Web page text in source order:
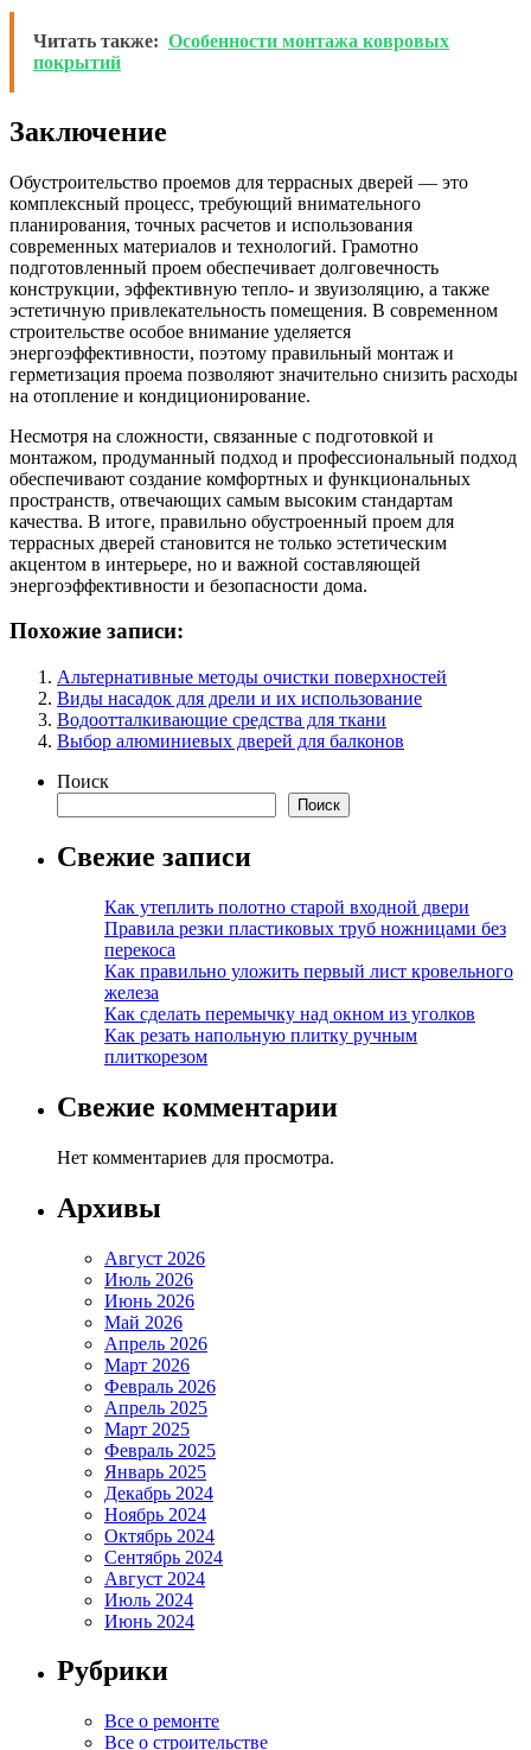
Читать также: Особенности монтажа ковровых
покрытий
Заключение
Обустроительство проемов для террасных дверей — это
комплексный процесс, требующий внимательного
планирования, точных расчетов и использования
современных материалов и технологий. Грамотно
подготовленный проем обеспечивает долговечность
конструкции, эффективную тепло- и звуизоляцию, а также
эстетичную привлекательность помещения. В современном
строительстве особое внимание уделяется
энергоэффективности, поэтому правильный монтаж и
герметизация проема позволяют значительно снизить расходы
на отопление и кондиционирование.
Несмотря на сложности, связанные с подготовкой и
монтажом, продуманный подход и профессиональный подход
обеспечивают создание комфортных и функциональных
пространств, отвечающих самым высоким стандартам
качества. В итоге, правильно обустроенный проем для
террасных дверей становится не только эстетическим
акцентом в интерьере, но и важной составляющей
энергоэффективности и безопасности дома.
Похожие записи:
Альтернативные методы очистки поверхностей
Виды насадок для дрели и их использование
Водоотталкивающие средства для ткани
Выбор алюминиевых дверей для балконов
Поиск
Поиск
Свежие записи
Как утеплить полотно старой входной двери
Правила резки пластиковых труб ножницами без
перекоса
Как правильно уложить первый лист кровельного
железа
Как сделать перемычку над окном из уголков
Как резать напольную плитку ручным
плиткорезом
Свежие комментарии
Нет комментариев для просмотра.
Архивы
Август 2026
Июль 2026
Июнь 2026
Май 2026
Апрель 2026
Март 2026
Февраль 2026
Апрель 2025
Март 2025
Февраль 2025
Январь 2025
Декабрь 2024
Ноябрь 2024
Октябрь 2024
Сентябрь 2024
Август 2024
Июль 2024
Июнь 2024
Рубрики
Все о ремонте
Все о строительстве